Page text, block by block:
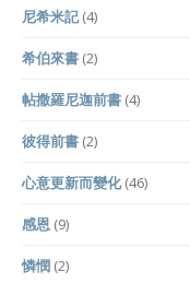
尼希米記(4)
希伯來書 (2)
帖撒羅尼迦前書 (4)
彼得前書 (2)
心意更新而變化(46)
感恩 (9)
憐憫 (2)